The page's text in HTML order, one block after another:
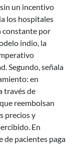
un incentivo
los hospitales
constante por
indio, la
Segundo, señala
en
través de
reembolsan
precios y
En
de pacientes paga